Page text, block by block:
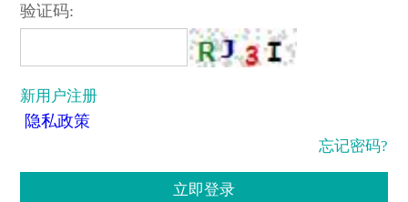
验证码:
新用户注册
隐私政策
忘记密码?
立即登录